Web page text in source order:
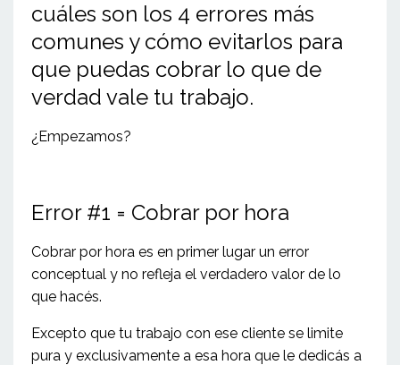
cuáles son los 4 errores más
comunes y cómo evitarlos para
que puedas cobrar lo que de
verdad vale tu trabajo.
¿Empezamos?
Error #1 = Cobrar por hora
Cobrar por hora es en primer lugar un error
conceptual y no refleja el verdadero valor de lo
que hacés.
Excepto que tu trabajo con ese cliente se limite
pura y exclusivamente a esa hora que le dedicás a